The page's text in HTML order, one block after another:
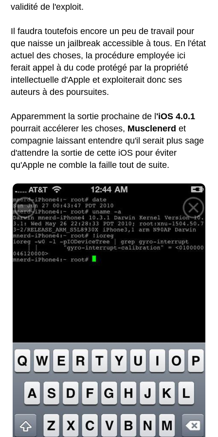
validité de l'exploit.
Il faudra toutefois encore un peu de travail pour
que naisse un jailbreak accessible à tous. En l'état
actuel des choses, la procédure employée ici
ferait appel à du code protégé par la propriété
intellectuelle d'Apple et exploiterait donc ses
auteurs à des poursuites.
Apparemment la sortie prochaine de l'iOS 4.0.1
pourrait accélerer les choses, Musclenerd et
compagnie laissant entendre qu'il serait plus sage
d'attendre la sortie de cette iOS pour éviter
qu'Apple ne comble la faille tout de suite.